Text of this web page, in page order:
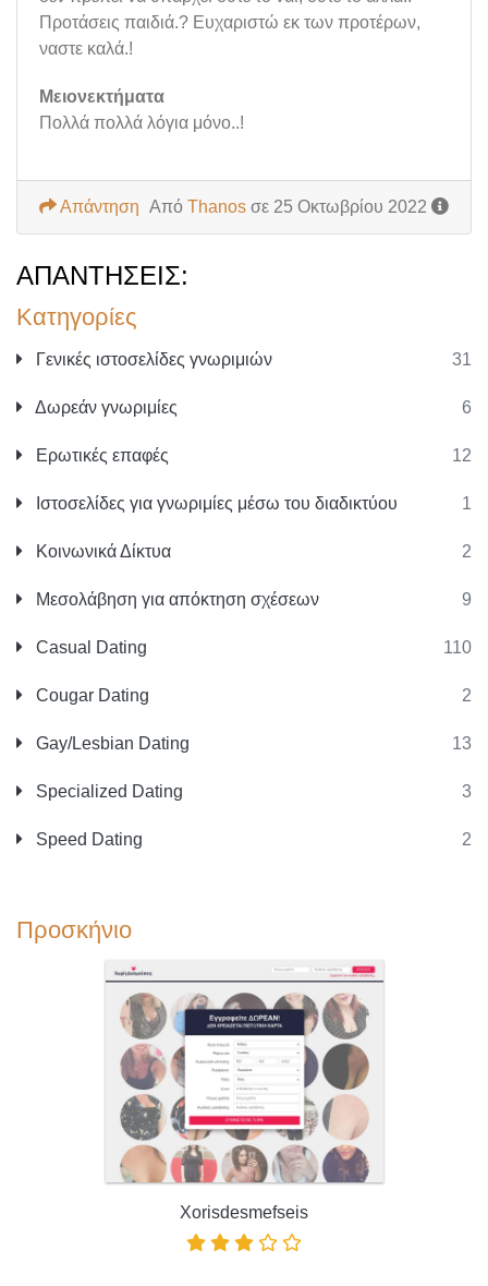
Κατηγορίες
Γενικές ιστοσελίδες γνωριμιών 31
Δωρεάν γνωριμίες 6
Ερωτικές επαφές 12
Ιστοσελίδες για γνωριμίες μέσω του διαδικτύου 1
Κοινωνικά Δίκτυα 2
Μεσολάβηση για απόκτηση σχέσεων 9
Casual Dating 110
Cougar Dating 2
Gay/Lesbian Dating 13
Specialized Dating 3
Speed Dating 2
Προσκήνιο
Xorisdesmefseis
Προτάσεις παιδιά.? Ευχαριστώ εκ των προτέρων,
ναστε καλά.!
Μειονεκτήματα
Πολλά πολλά λόγια μόνο..!
Από Thanos σε 25 Οκτωβρίου 2022
Απάντηση
ΑΠΑΝΤΉΣΕΙΣ: